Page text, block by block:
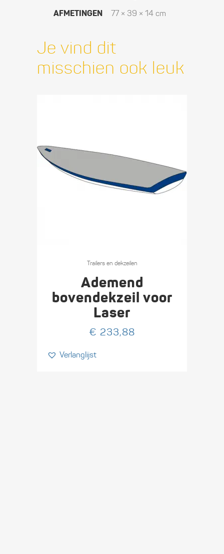
AFMETINGEN 77 × 39 × 14 cm
Je vind dit
misschien ook leuk
Trailers en dekzeilen
Ademend
bovendekzeil voor
Laser
€ 233,88
Verlanglijst